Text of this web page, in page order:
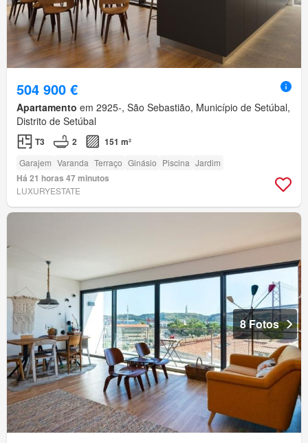
504 900 €
Apartamento em 2925-, São Sebastião, Município de Setúbal,
Distrito de Setúbal
T3 2 151 m²
Garajem Varanda Terraço Ginásio Piscina Jardim
Há 21 horas 47 minutos
LUXURYESTATE
8 Fotos